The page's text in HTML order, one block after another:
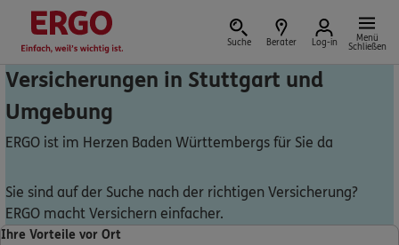
Suche Berater Log-in
Menü
Schließen
Versicherung vor Ort
Schaden oder Leistungsfall melden
Versicherungen in Stuttgart und
Umgebung
ERGO ist im Herzen Baden Württembergs für Sie da
Sie sind auf der Suche nach der richtigen Versicherung?
ERGO macht Versichern einfacher.
Ihre Vorteile vor Ort